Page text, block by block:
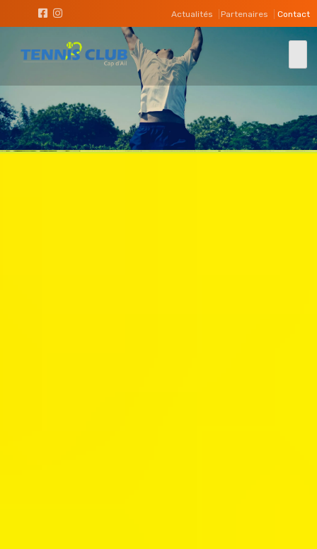
Actualités Partenaires Contact